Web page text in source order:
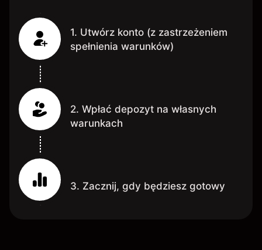
1. Utwórz konto (z zastrzeżeniem
spełnienia warunków)
2. Wpłać depozyt na własnych
warunkach
3. Zacznij, gdy będziesz gotowy